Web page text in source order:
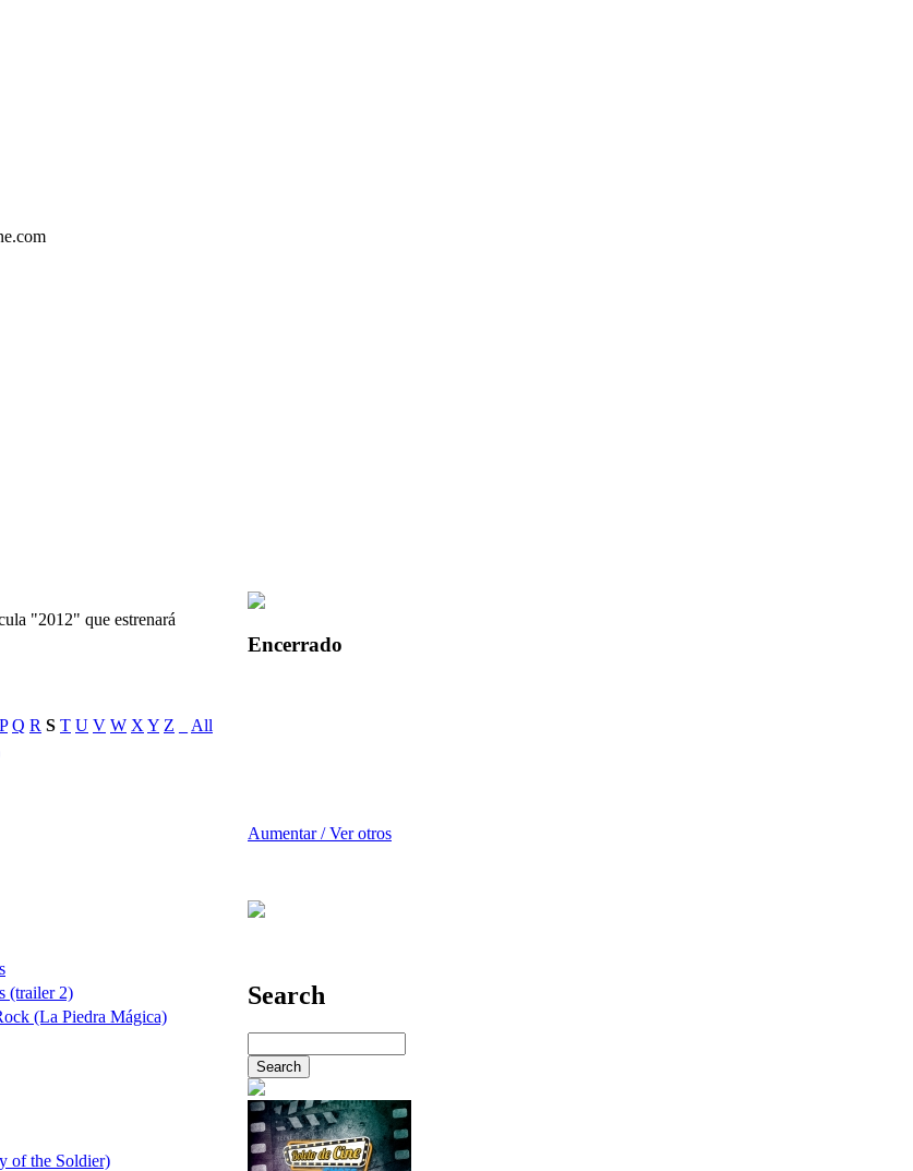
"2012" que estrenará
P Q R S T U V W X Y Z
All
(trailer 2)
(La Piedra Mágica)
of the Soldier)
Encerrado
Aumentar / Ver otros
Search